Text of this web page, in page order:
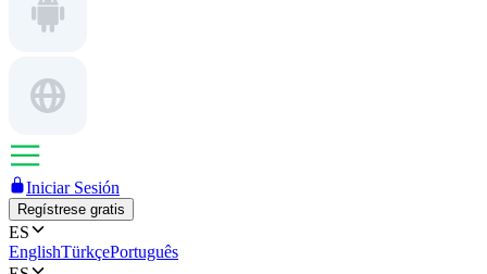
Iniciar Sesión
Regístrese gratis
ES
EnglishTürkçePortuguês